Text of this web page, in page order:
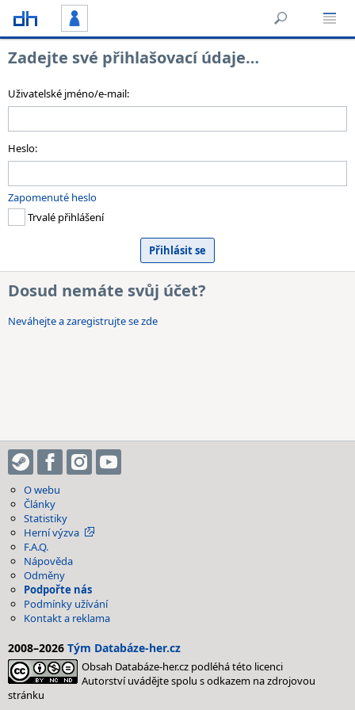
Zadejte své přihlašovací údaje…
Uživatelské jméno/e-mail:
Heslo:
Zapomenuté heslo
Trvalé přihlášení
Dosud nemáte svůj účet?
Neváhejte a zaregistrujte se zde
O webu
Články
Statistiky
Herní výzva
F.A.Q.
Nápověda
Odměny
Podpořte nás
Podmínky užívání
Kontakt a reklama
2008–2026 Tým Databáze-her.cz
Obsah Databáze-her.cz podléhá této licenci
Autorství uvádějte spolu s odkazem na zdrojovou
stránku